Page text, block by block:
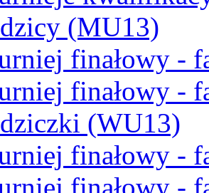
(MU13)
finałowy -
finałowy -
(WU13)
finałowy -
finałowy -